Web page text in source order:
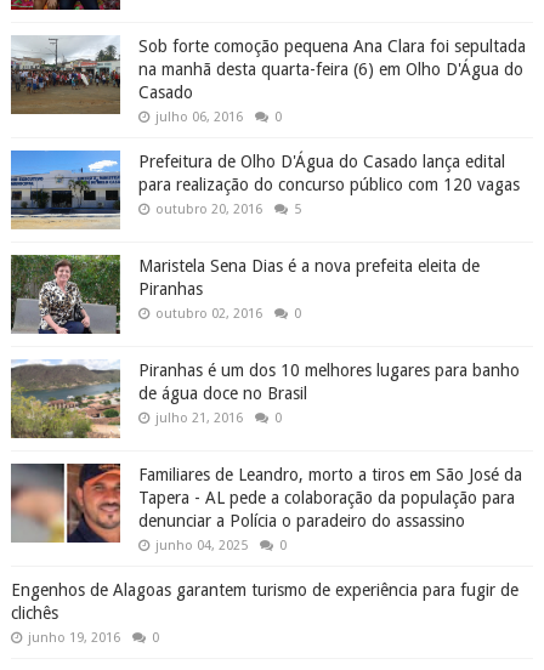
Sob forte comoção pequena Ana Clara foi sepultada
na manhã desta quarta-feira (6) em Olho D'Água do
Casado
julho 06, 2016 0
Prefeitura de Olho D'Água do Casado lança edital
para realização do concurso público com 120 vagas
outubro 20, 2016 5
Maristela Sena Dias é a nova prefeita eleita de
Piranhas
outubro 02, 2016 0
Piranhas é um dos 10 melhores lugares para banho
de água doce no Brasil
julho 21, 2016 0
Familiares de Leandro, morto a tiros em São José da
Tapera - AL pede a colaboração da população para
denunciar a Polícia o paradeiro do assassino
junho 04, 2025 0
Engenhos de Alagoas garantem turismo de experiência para fugir de
clichês
junho 19, 2016 0